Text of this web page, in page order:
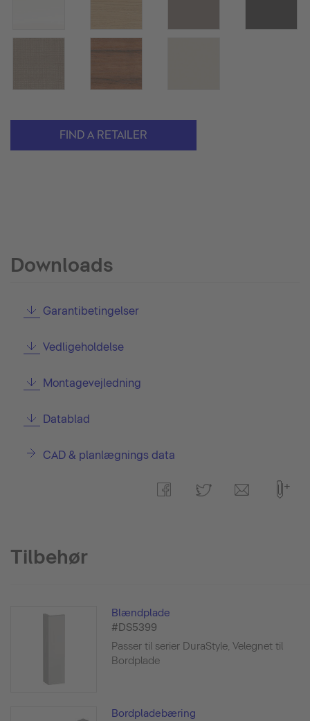
FIND A RETAILER
Downloads
Garantibetingelser
Vedligeholdelse
Montagevejledning
Datablad
CAD & planlægnings data
Tilbehør
Blændplade
#DS5399
Passer til serier DuraStyle, Velegnet til
Bordplade
Bordpladebæring